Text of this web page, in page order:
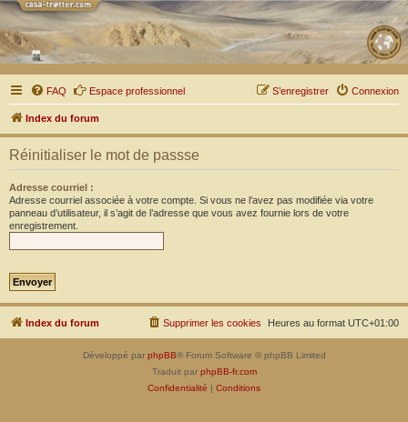
FAQ Espace professionnel Connexion
S’enregistrer
Index du forum
Réinitialiser le mot de passse
Adresse courriel :
Adresse courriel associée à votre compte. Si vous ne l’avez pas modifiée via votre
panneau d’utilisateur, il s’agit de l’adresse que vous avez fournie lors de votre
enregistrement.
Index du forum Heures au format UTC+01:00
Supprimer les cookies
Développé par phpBB® Forum Software © phpBB Limited
Traduit par phpBB-fr.com
Confidentialité | Conditions